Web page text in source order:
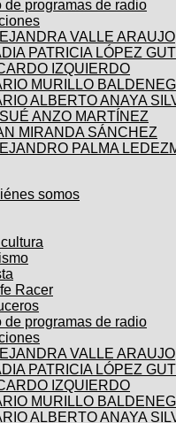
de programas de radio
VALLE ARAUJO
PATRICIA LÓPEZ
IZQUIERDO
MURILLO
ALBERTO ANAYA
ANZO MARTÍNEZ
MIRANDA SÁNCHEZ
PALMA
somos
Racer
de programas de radio
VALLE ARAUJO
PATRICIA LÓPEZ
IZQUIERDO
MURILLO
ALBERTO ANAYA